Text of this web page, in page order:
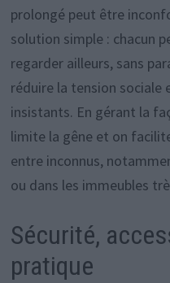
prolongé peut être
solution simple : chacun
regarder ailleurs, sans
réduire la tension sociale
insistants. En gérant la
limite la gêne et on
entre inconnus,
ou dans les immeubles
Sécurité,
pratique